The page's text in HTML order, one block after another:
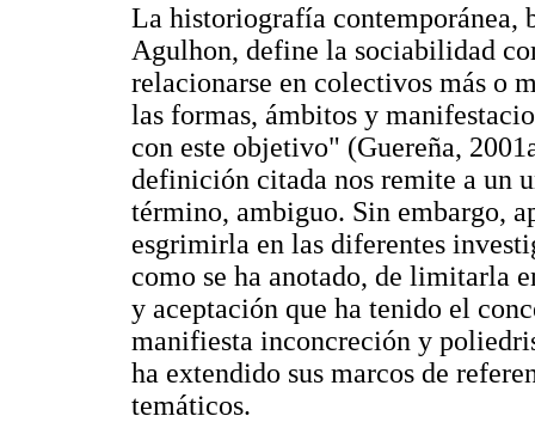
La historiografía contemporánea,
Agulhon, define la sociabilidad
relacionarse en colectivos más o
las formas, ámbitos y
con este objetivo" (Guereña,
definición citada nos remite a un
término, ambiguo. Sin embargo,
esgrimirla en las diferentes
como se ha anotado, de limitarla
y aceptación que ha tenido el
manifiesta inconcreción y
ha extendido sus marcos de
temáticos.